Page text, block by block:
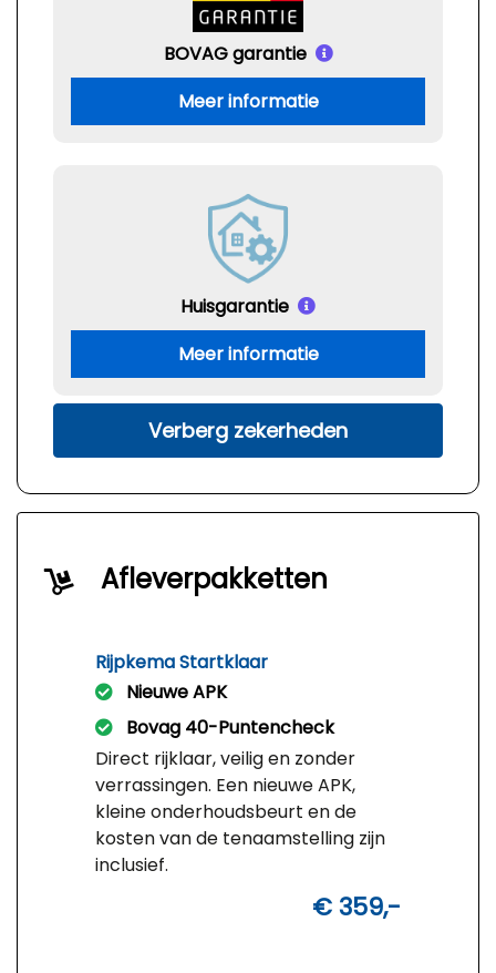
BOVAG garantie
Meer informatie
Huisgarantie
Meer informatie
Verberg zekerheden
Afleverpakketten
Rijpkema Startklaar
Nieuwe APK
Bovag 40-Puntencheck
Direct rijklaar, veilig en zonder
verrassingen. Een nieuwe APK,
kleine onderhoudsbeurt en de
kosten van de tenaamstelling zijn
inclusief.
€ 359,-